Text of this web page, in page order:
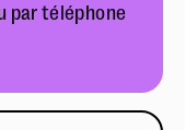
par téléphone